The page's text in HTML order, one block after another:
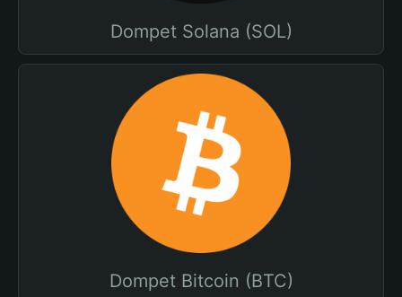
Dompet Solana (SOL)
Dompet Bitcoin (BTC)